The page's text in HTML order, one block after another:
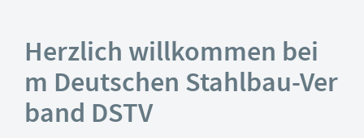
Herzlich willkommen bei
m Deutschen Stahlbau-Ver
band DSTV